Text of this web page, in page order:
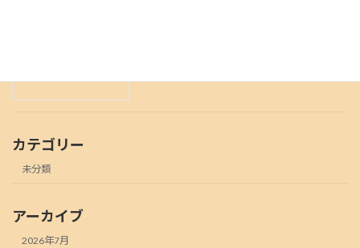
カテゴリー
未分類
アーカイブ
2026年7月